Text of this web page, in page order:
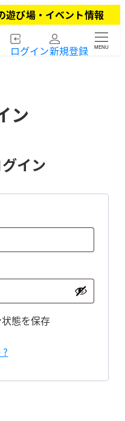
遊び場・イベント情報
ログイン新規登録 MENU
ン
イン
態を保存